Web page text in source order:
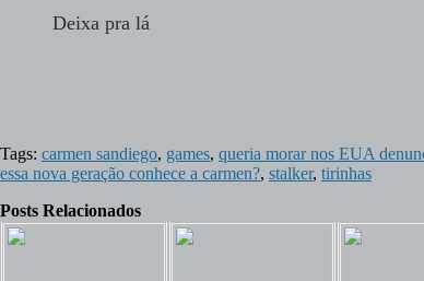
Deixa pra lá
Tags: carmen sandiego, games, queria morar nos EUA
essa nova geração conhece a carmen?, stalker, tirinhas
Posts Relacionados